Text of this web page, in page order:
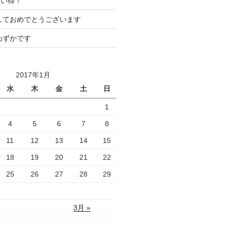
おめでとうございます
ずかです
2017年1月
水
木 金 土 日
3月 »
1
4 5 6 7 8
11 12 13 14 15
18 19 20 21 22
25 26 27 28 29